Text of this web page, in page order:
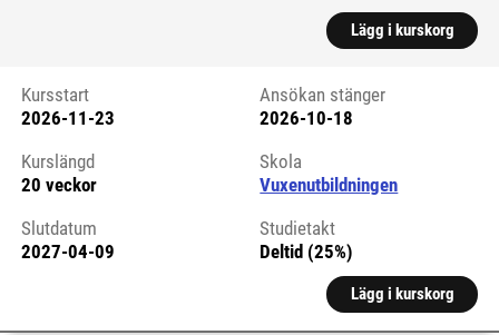
Lägg i kurskorg
Kursstart 6326751
Kursstart
2026-11-23
Ansökan stänger
2026-10-18
Kurslängd
20 veckor
Skola
Vuxenutbildningen
Slutdatum
2027-04-09
Studietakt
Deltid (25%)
Lägg i kurskorg